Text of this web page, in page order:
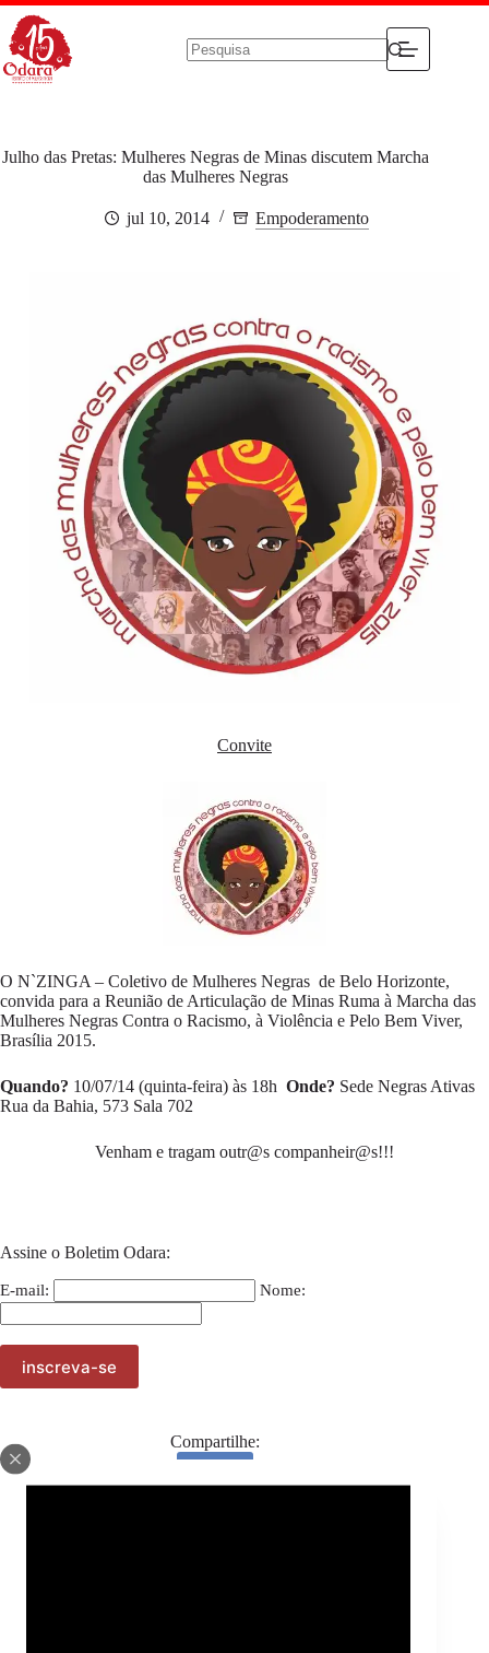
Pular
para
conteúdo
Julho das Pretas: Mulheres Negras de Minas discutem Marcha
das Mulheres Negras
jul 10, 2014 Empoderamento
Convite
O N`ZINGA – Coletivo de Mulheres Negras de Belo Horizonte,
convida para a Reunião de Articulação de Minas Ruma à Marcha das
Mulheres Negras Contra o Racismo, à Violência e Pelo Bem Viver,
Brasília 2015.
Quando? 10/07/14 (quinta-feira) às 18h Onde? Sede Negras Ativas
Rua da Bahia, 573 Sala 702
Venham e tragam outr@s companheir@s!!!
Assine o Boletim Odara:
E-mail: Nome:
Compartilhe: